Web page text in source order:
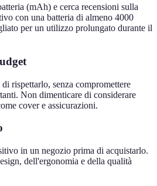
(mAh) e cerca recensioni sulla
con una batteria di almeno 4000
per un utilizzo prolungato durante il
rispettarlo, senza compromettere
Non dimenticare di considerare
cover e assicurazioni.
in un negozio prima di acquistarlo.
dell'ergonomia e della qualità